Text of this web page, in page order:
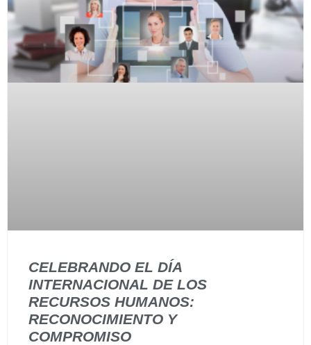
CELEBRANDO EL DÍA
INTERNACIONAL DE LOS
RECURSOS HUMANOS:
RECONOCIMIENTO Y
COMPROMISO